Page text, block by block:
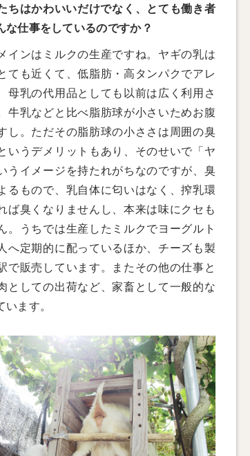
はかわいいだけでなく、とても働き者
な仕事をしているのですか？
インはミルクの生産ですね。ヤギの乳は
ても近くて、低脂肪・高タンパクでアレ
母乳の代用品としても以前は広く利用さ
牛乳などと比べ脂肪球が小さいためお腹
し。ただその脂肪球の小ささは周囲の臭
いうデメリットもあり、そのせいで「ヤ
うイメージを持たれがちなのですが、臭
るもので、乳自体に匂いはなく、搾乳環
ば臭くなりませんし、本来は味にクセも
。うちでは生産したミルクでヨーグルト
へ定期的に配っているほか、チーズも製
で販売しています。またその他の仕事と
としての出荷など、家畜として一般的な
ます。